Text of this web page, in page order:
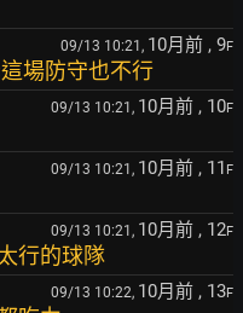
09/13 10:21, 10月前 , 9F
場防守也不行
09/13 10:21, 10月前 , 10F
09/13 10:21, 10月前 , 11 F
09/13 10:21, 10月前 , 12F
行的球隊
09/13 10:22, 10月前 , 13F